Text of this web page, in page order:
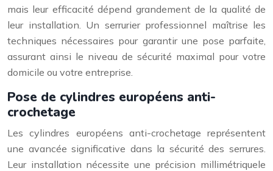
mais leur efficacité dépend grandement de la qualité de
leur installation. Un serrurier professionnel maîtrise les
techniques nécessaires pour garantir une pose parfaite,
assurant ainsi le niveau de sécurité maximal pour votre
domicile ou votre entreprise.
Pose de cylindres européens anti-
crochetage
Les cylindres européens anti-crochetage représentent
une avancée significative dans la sécurité des serrures.
Leur installation nécessite une précision millimétriquele